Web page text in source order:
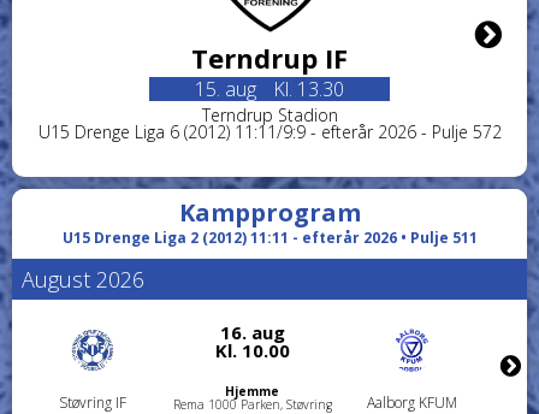
Terndrup IF
15. aug Kl. 13.30
Terndrup Stadion
U15 Drenge Liga 6 (2012) 11:11/9:9 - efterår 2026 - Pulje 572
Kampprogram
U15 Drenge Liga 2 (2012) 11:11 - efterår 2026 • Pulje 511
August 2026
Støvring IF
16. aug
Kl. 10.00
Hjemme
Rema 1000 Parken, Støvring Aalborg KFUM